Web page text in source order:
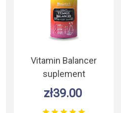
Vitamin Balancer
suplement
witaminowo -
mineralny 90
zł39.00